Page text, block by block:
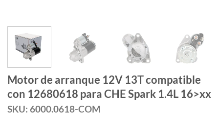
Motor de arranque 12V 13T compatible
con 12680618 para CHE Spark 1.4L 16>xx
SKU: 6000.0618-COM